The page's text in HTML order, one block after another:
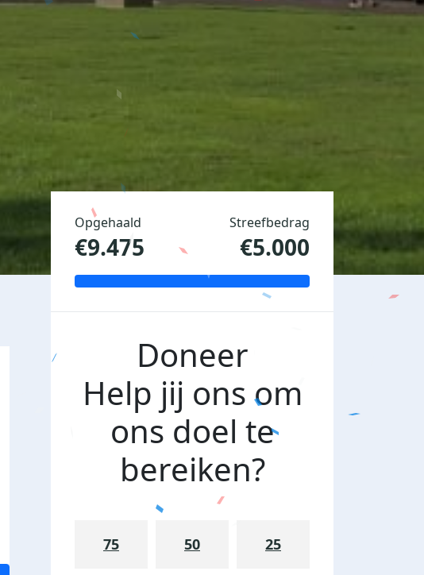
Opgehaald
€9.475
Streefbedrag
€5.000
Doneer
Help jij ons om
ons doel te
bereiken?
75 50 25